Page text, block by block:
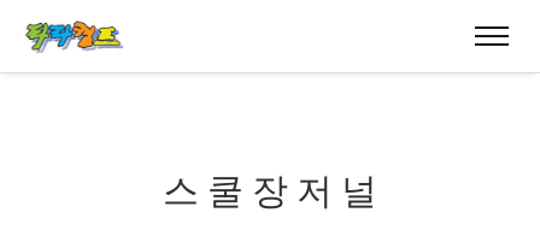
스 쿨 장 저 널